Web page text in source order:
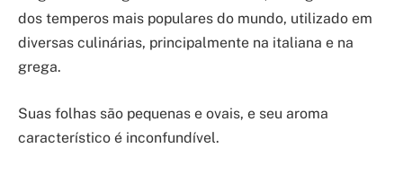
dos temperos mais populares do mundo, utilizado em
diversas culinárias, principalmente na italiana e na
grega.
Suas folhas são pequenas e ovais, e seu aroma
característico é inconfundível.